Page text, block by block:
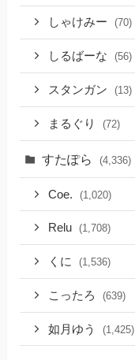
しゃけみー (70)
しるばーな (56)
スタンガン (13)
まるぐり (72)
すたぽら (4,336)
Coe. (1,020)
Relu (1,708)
くに (1,536)
こったろ (639)
如月ゆう (1,425)